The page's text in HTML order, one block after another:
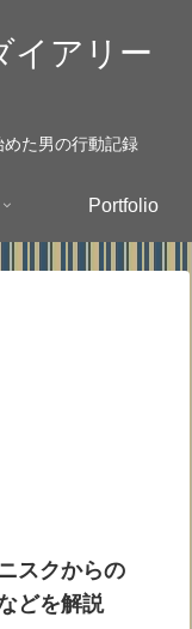
イアリー
た男の行動記録
Portfolio
スクからの
どを解説